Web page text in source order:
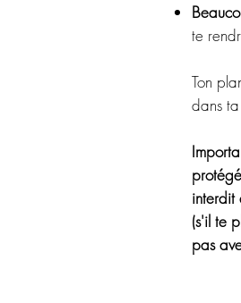
te
Ton
dans
interdit
(s'il te
pas